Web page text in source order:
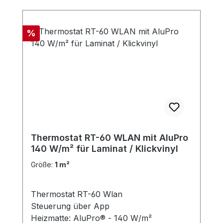
Rabatt
%
Thermostat RT-60 WLAN mit AluPro
140 W/m² für Laminat / Klickvinyl
Größe: 1 m²
Thermostat RT-60 Wlan
Steuerung über App
Heizmatte: AluPro® - 140 W/m²